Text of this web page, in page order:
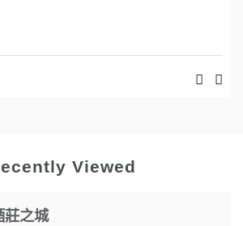
Viewed
莊之城